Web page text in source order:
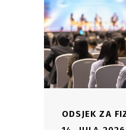
ODSJEK ZA